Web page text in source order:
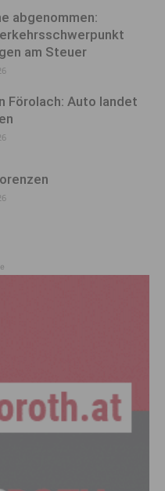
abgenommen:
am Steuer
Förolach: Auto landet